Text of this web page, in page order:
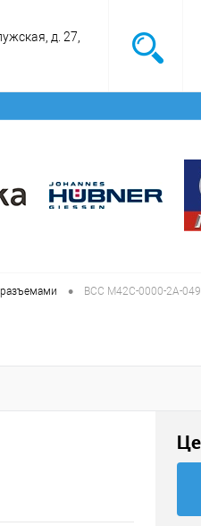
д. 27,
• BCC M42C-0000-2A-